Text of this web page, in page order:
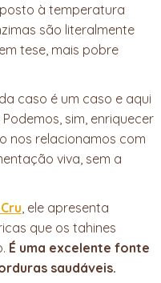
à temperatura
são literalmente
tese, mais pobre
caso é um caso e aqui
sim, enriquecer
nos relacionamos com
viva, sem a
, ele apresenta
que os tahines
É uma excelente fonte
saudáveis.